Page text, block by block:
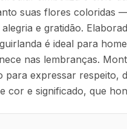
suas flores coloridas
e gratidão.
é ideal para
nas lembranças.
para expressar respeito,
cor e significado, que